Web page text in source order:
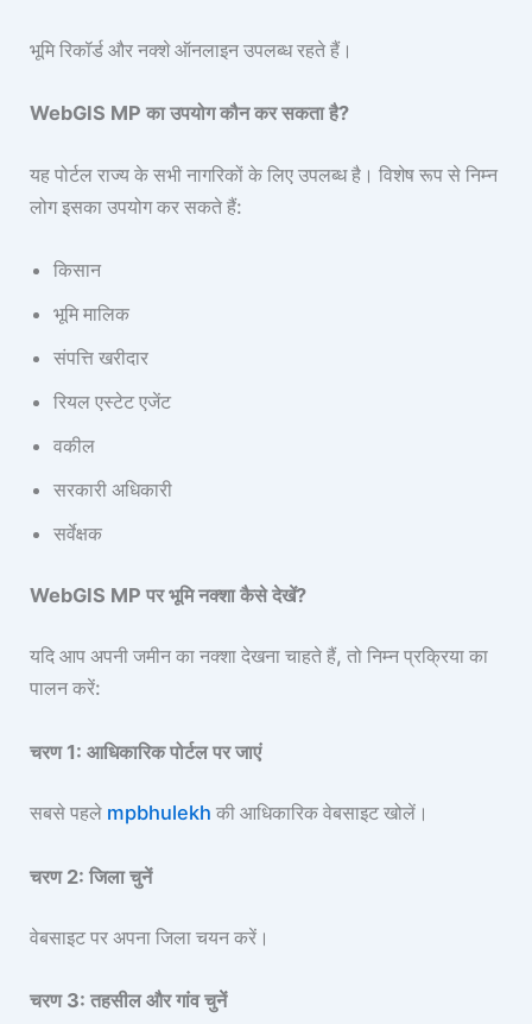
भूमि रिकॉर्ड और नक्शे ऑनलाइन उपलब्ध रहते हैं।
WebGIS MP का उपयोग कौन कर सकता है?
यह पोर्टल राज्य के सभी नागरिकों के लिए उपलब्ध है। विशेष रूप से निम्न
लोग इसका उपयोग कर सकते हैं:
किसान
भूमि मालिक
संपत्ति खरीदार
रियल एस्टेट एजेंट
वकील
सरकारी अधिकारी
सर्वेक्षक
WebGIS MP पर भूमि नक्शा कैसे देखें?
यदि आप अपनी जमीन का नक्शा देखना चाहते हैं, तो निम्न प्रक्रिया का
पालन करें:
चरण 1: आधिकारिक पोर्टल पर जाएं
सबसे पहले mpbhulekh की आधिकारिक वेबसाइट खोलें।
चरण 2: जिला चुनें
वेबसाइट पर अपना जिला चयन करें।
चरण 3: तहसील और गांव चुनें